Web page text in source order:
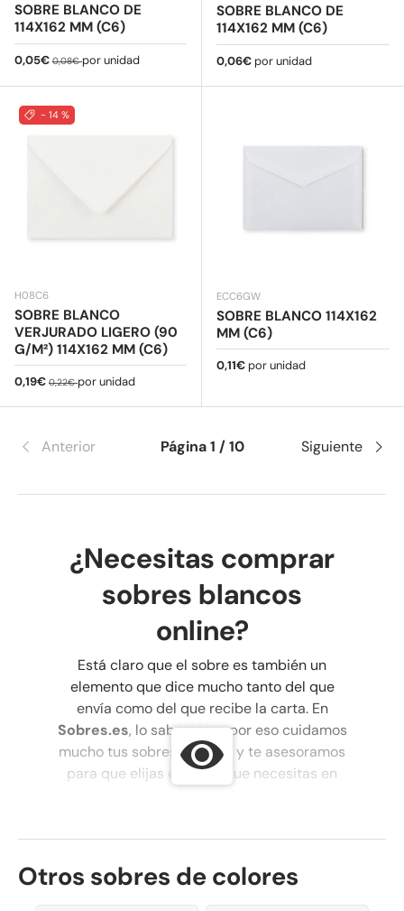
SOBRE BLANCO DE
114X162 MM (C6)
Precio de venta
0,05€ Precio normal
0,08€por unidad
SOBRE BLANCO DE
114X162 MM (C6)
Precio normal
0,06€ por unidad
- 14 %
H08C6
SOBRE BLANCO
VERJURADO LIGERO (90
G/M²) 114X162 MM (C6)
Precio de venta
0,19€ Precio normal
0,22€por unidad
ECC6GW
SOBRE BLANCO 114X162
MM (C6)
Precio normal
0,11€ por unidad
Anterior Página 1 / 10 Siguiente
¿Necesitas comprar
sobres blancos
online?
Está claro que el sobre es también un
elemento que dice mucho tanto del que
envía como del que recibe la carta. En
Sobres.es, lo sabemos, y por eso cuidamos
mucho tus sobres blancos y te asesoramos
para que elijas el sobre que necesitas en
Los sobres blancos pueden usarse para
antaño con tus seres queridos, o también
Otros sobres de colores